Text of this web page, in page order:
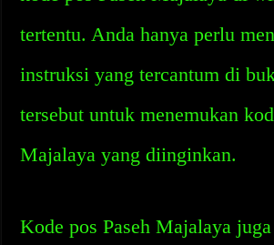
tertentu. Anda hanya perlu
instruksi yang tercantum di
tersebut untuk menemukan
Majalaya yang diinginkan.
Kode pos Paseh Majalaya